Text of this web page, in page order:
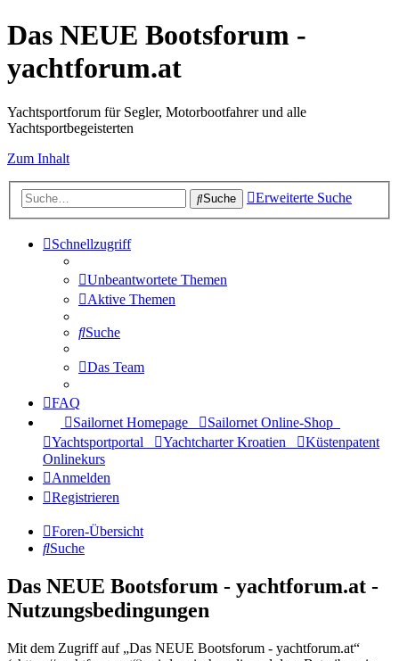
Das NEUE Bootsforum -
yachtforum.at
Yachtsportforum für Segler, Motorbootfahrer und alle
Yachtsportbegeisterten
Zum Inhalt
Suche Erweiterte Suche
Schnellzugriff
Unbeantwortete Themen
Aktive Themen
Suche
Das Team
FAQ
Sailornet Homepage
Sailornet Online-Shop
Yachtsportportal
Yachtcharter Kroatien
Küstenpatent
Onlinekurs
Anmelden
Registrieren
Foren-Übersicht
Suche
Das NEUE Bootsforum - yachtforum.at -
Nutzungsbedingungen
Mit dem Zugriff auf „Das NEUE Bootsforum - yachtforum.at“